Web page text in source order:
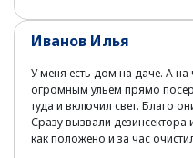
Иванов Илья
У меня есть дом на даче. А
огромным ульем прямо
туда и включил свет. Благо
Сразу вызвали дезинсектора
как положено и за час